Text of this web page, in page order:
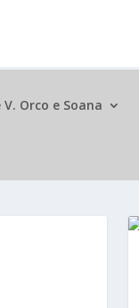
V. Orco e Soana